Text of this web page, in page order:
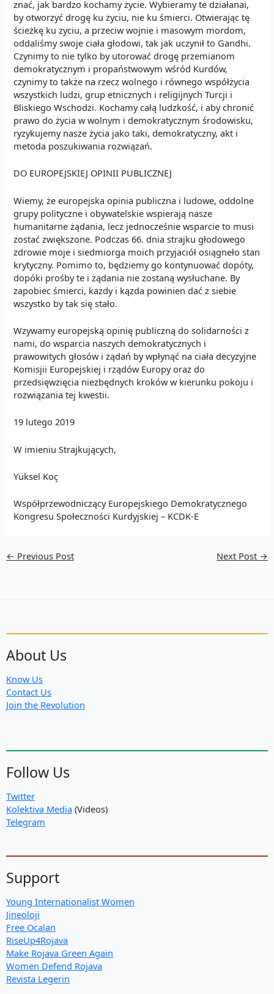
znać, jak bardzo kochamy życie. Wybieramy te działanai,
by otworzyć drogę ku życiu, nie ku śmierci. Otwierając tę
ścieżkę ku zyciu, a przeciw wojnie i masowym mordom,
oddaliśmy swoje ciała głodowi, tak jak uczynił to Gandhi.
Czynimy to nie tylko by utorować drogę przemianom
demokratycznym i propaństwowym wśród Kurdów,
czynimy to także na rzecz wolnego i równego współżycia
wszystkich ludzi, grup etnicznych i religijnych Turcji i
Bliskiego Wschodzi. Kochamy całą ludzkość, i aby chronić
prawo do życia w wolnym i demokratycznym środowisku,
ryzykujemy nasze życia jako taki, demokratyczny, akt i
metoda poszukiwania rozwiązań.
DO EUROPEJSKIEJ OPINII PUBLICZNEJ
Wiemy, że europejska opinia publiczna i ludowe, oddolne
grupy polityczne i obywatelskie wspierają nasze
humanitarne żądania, lecz jednocześnie wsparcie to musi
zostać zwiększone. Podczas 66. dnia strajku głodowego
zdrowie moje i siedmiorga moich przyjaciół osiągneło stan
krytyczny. Pomimo to, będziemy go kontynuować dopóty,
dopóki prośby te i żądania nie zostaną wysłuchane. By
zapobiec śmierci, każdy i kązda powinien dać z siebie
wszystko by tak się stało.
Wzywamy europejską opinię publiczną do solidarności z
nami, do wsparcia naszych demokratycznych i
prawowitych głosów i żądań by wpłynąć na ciała decyzyjne
Komisjii Europejskiej i rządów Europy oraz do
przedsięwzięcia niezbędnych kroków w kierunku pokoju i
rozwiązania tej kwestii.
19 lutego 2019
W imieniu Strajkujących,
Yüksel Koç
Współprzewodniczący Europejskiego Demokratycznego
Kongresu Społeczności Kurdyjskiej – KCDK-E
← Previous Post Next Post →
About Us
Know Us
Contact Us
Join the Revolution
Follow Us
Twitter
Kolektiva Media (Videos)
Telegram
Support
Young Internationalist Women
Jineoloji
Free Ocalan
RiseUp4Rojava
Make Rojava Green Again
Women Defend Rojava
Revista Legerin